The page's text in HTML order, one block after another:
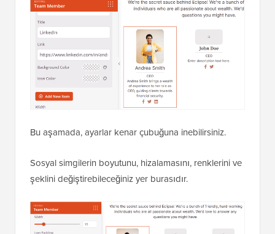
Bu aşamada, ayarlar kenar çubuğuna inebilirsiniz.
Sosyal simgilerin boyutunu, hizalamasını, renklerini ve
şeklini değiştirebileceğiniz yer burasıdır.